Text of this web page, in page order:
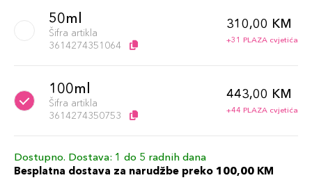
50ml
Šifra artikla
3614274351064
310,00 KM
+31 PLAZA cvjetića
100ml
Šifra artikla
3614274350753
443,00 KM
+44 PLAZA cvjetića
Dostupno. Dostava: 1 do 5 radnih dana
Besplatna dostava za narudžbe preko 100,00 KM